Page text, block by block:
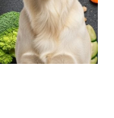
CONTENT